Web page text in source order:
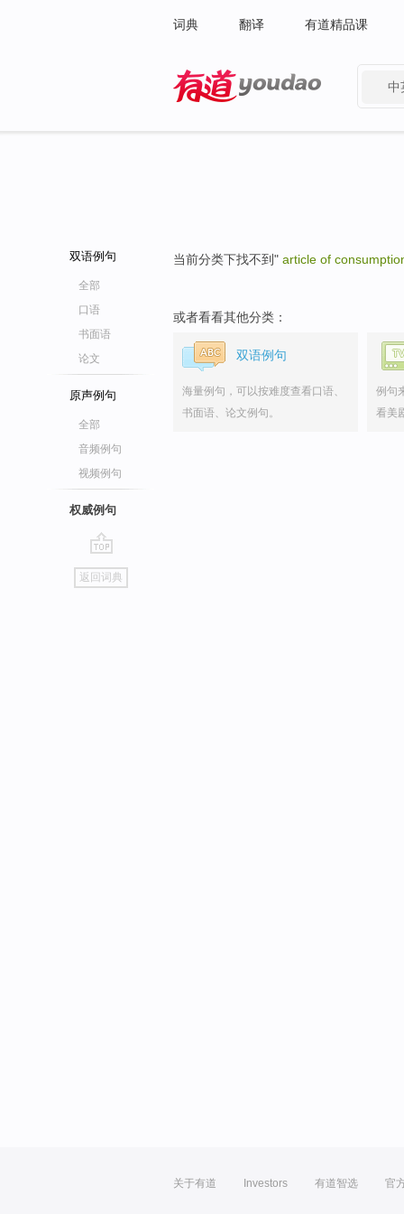
词典 翻译 有道精品课
中
双语例句
全部
口语
书面语
论文
原声例句
全部
音频例句
视频例句
权威例句
go
top
返回词典
当前分类下找不到" article of
或者看看其他分类：
双语例句
海量例句，可以按难度查看口语、
书面语、论文例句。
例句
看美
关于有道 Investors 有道智选 官